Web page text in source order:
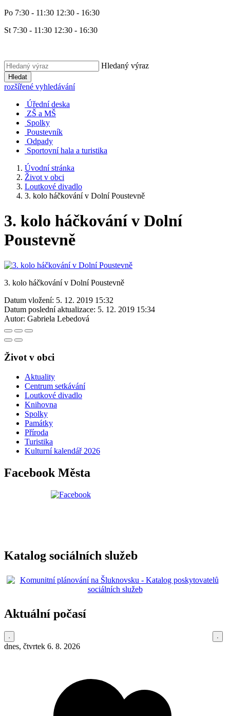
Po 7:30 - 11:30 12:30 - 16:30
St 7:30 - 11:30 12:30 - 16:30
Hledaný výraz
Hledat
rozšířené vyhledávání
Úřední deska
ZŠ a MŠ
Spolky
Poustevník
Odpady
Sportovní hala a turistika
Úvodní stránka
Život v obci
Loutkové divadlo
3. kolo háčkování v Dolní Poustevně
3. kolo háčkování v Dolní
Poustevně
3. kolo háčkování v Dolní Poustevně
Datum vložení: 5. 12. 2019 15:32
Datum poslední aktualizace: 5. 12. 2019 15:34
Autor: Gabriela Lebedová
Život v obci
Aktuality
Centrum setkávání
Loutkové divadlo
Knihovna
Spolky
Památky
Příroda
Turistika
Kulturní kalendář 2026
Facebook Města
Katalog sociálních služeb
Aktuální počasí
dnes, čtvrtek 6. 8. 2026